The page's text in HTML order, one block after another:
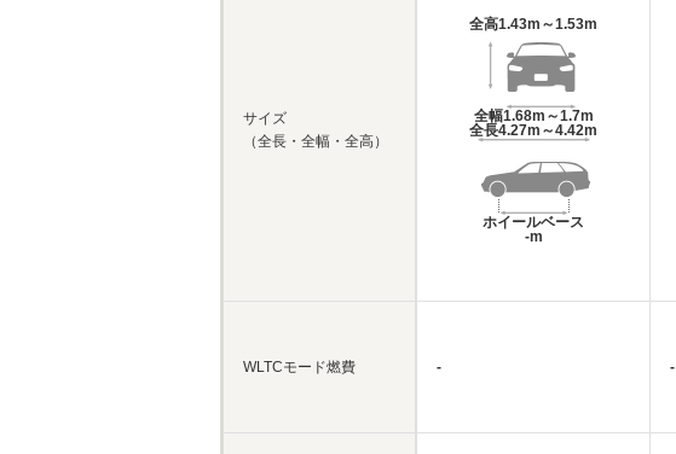
サイズ
（全長・全幅・全高）
WLTCモード燃費
全高1.43m～1.53m
全幅1.68m～1.7m
全長4.27m～4.42m
ホイールベース
-m
- -